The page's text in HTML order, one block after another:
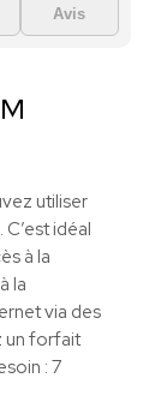
Avis
utiliser
idéal
à la
la
via des
un forfait
: 7